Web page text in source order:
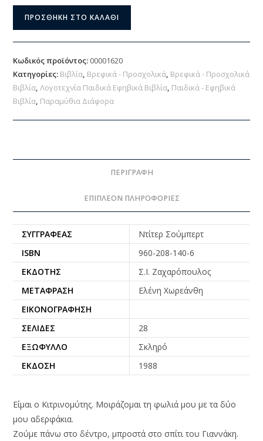
ΠΡΟΣΘΉΚΗ ΣΤΟ ΚΑΛΆΘΙ
Κωδικός προϊόντος: 00001620
Κατηγορίες: Βιβλία, Βρεφικά - Προσχολικά, Βρεφικά - Προσχολικά
Βιβλία,Λογοτεχνία Παιδικά Εφηβικά Βιβλία, Παιδικά - Εφηβικά
Βιβλία, Παραμύθια Διάφορα
ΠΕΡΙΓΡΑΦΉ
ΕΠΙΠΛΈΟΝ ΠΛΗΡΟΦΟΡΊΕΣ
ΣΥΓΓΡΑΦΈΑΣ
Ντίτερ Σούμπερτ
ISBN
960-208-140-6
ΕΚΔΌΤΗΣ
Σ.Ι. Ζαχαρόπουλος
ΜΕΤΆΦΡΑΣΗ
Ελένη Χωρεάνθη
ΕΙΚΟΝΟΓΡΆΦΗΣΗ
ΣΕΛΊΔΕΣ
28
ΕΞΏΦΥΛΛΟ
Σκληρό
ΈΚΔΟΣΗ
1988
Είμαι ο Κιτρινομύτης. Μοιράζομαι τη φωλιά μου με τα δύο
μου αδερφάκια.
Ζούμε πάνω στο δέντρο, μπροστά στο σπίτι του Γιαννάκη.